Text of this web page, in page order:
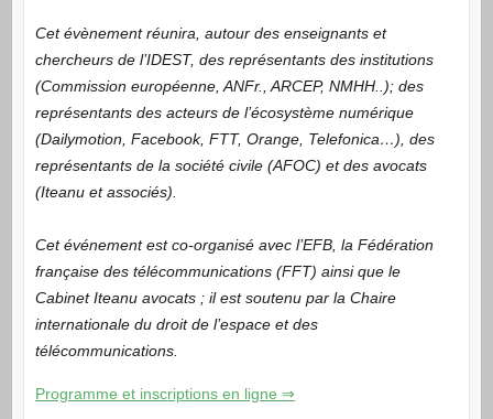
Cet évènement réunira, autour des enseignants et
chercheurs de l’IDEST, des représentants des institutions
(Commission européenne, ANFr., ARCEP, NMHH..); des
représentants des acteurs de l’écosystème numérique
(Dailymotion, Facebook, FTT, Orange, Telefonica…), des
représentants de la société civile (AFOC) et des avocats
(Iteanu et associés).
Cet événement est co-organisé avec l’EFB, la Fédération
française des télécommunications (FFT) ainsi que le
Cabinet Iteanu avocats ; il est soutenu par la Chaire
internationale du droit de l’espace et des
télécommunications.
Programme et inscriptions en ligne ⇒